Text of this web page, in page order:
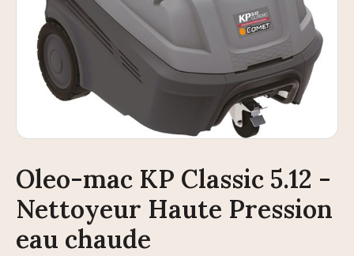
Oleo-mac KP Classic 5.12 -
Nettoyeur Haute Pression
eau chaude